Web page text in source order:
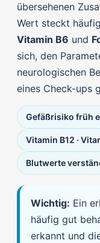
übersehenen
Wert steckt
Vitamin B6 und
sich, den
neurologischen
eines Check-ups
Gefäßrisiko früh
Vitamin B12 ·
Blutwerte
Wichtig: Ein
häufig gut
erkannt und